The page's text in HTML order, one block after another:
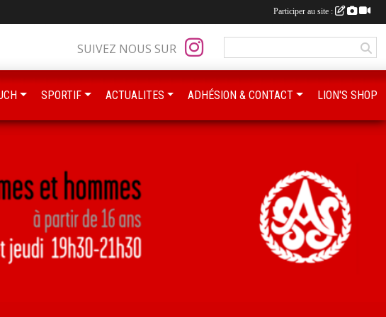
SUIVEZ NOUS SUR
SPORTIF ACTUALITES ADHÉSION & CONTACT LION'S SHOP
Participer au site :